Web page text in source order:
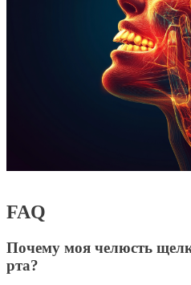
FAQ
Почему моя челюсть
рта?